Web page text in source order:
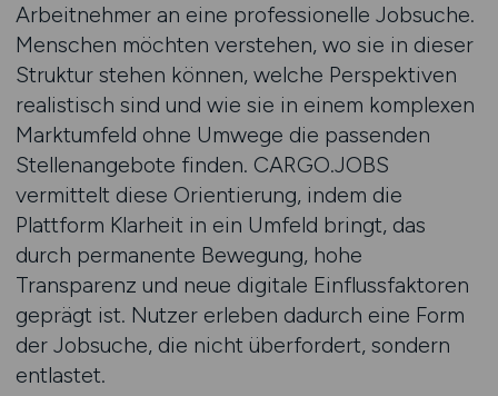
Arbeitnehmer an eine professionelle Jobsuche.
Menschen möchten verstehen, wo sie in dieser
Struktur stehen können, welche Perspektiven
realistisch sind und wie sie in einem komplexen
Marktumfeld ohne Umwege die passenden
Stellenangebote finden. CARGO.JOBS
vermittelt diese Orientierung, indem die
Plattform Klarheit in ein Umfeld bringt, das
durch permanente Bewegung, hohe
Transparenz und neue digitale Einflussfaktoren
geprägt ist. Nutzer erleben dadurch eine Form
der Jobsuche, die nicht überfordert, sondern
entlastet.